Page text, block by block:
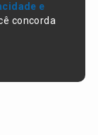
e
concorda